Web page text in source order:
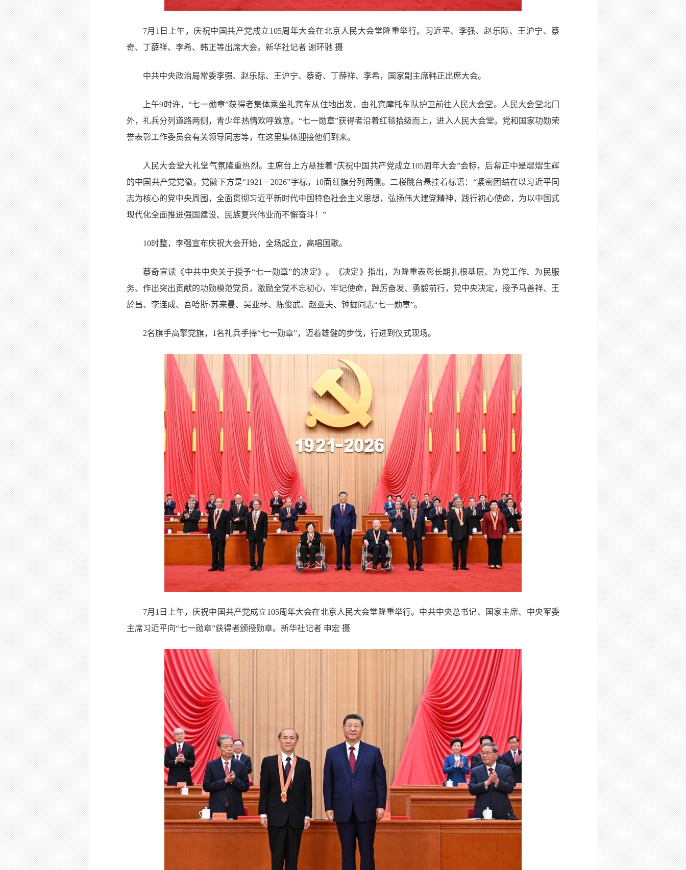
7月1日上午，庆祝中国共产党成立105周年大会在北京人民大会堂隆重举行。习近平、李强、赵乐际、王沪宁、蔡
奇、丁薛祥、李希、韩正等出席大会。新华社记者 谢环驰 摄
中共中央政治局常委李强、赵乐际、王沪宁、蔡奇、丁薛祥、李希，国家副主席韩正出席大会。
上午9时许，“七一勋章”获得者集体乘坐礼宾车从住地出发，由礼宾摩托车队护卫前往人民大会堂。人民大会堂北门
外，礼兵分列道路两侧，青少年热情欢呼致意。“七一勋章”获得者沿着红毯拾级而上，进入人民大会堂。党和国家功勋荣
誉表彰工作委员会有关领导同志等，在这里集体迎接他们到来。
人民大会堂大礼堂气氛隆重热烈。主席台上方悬挂着“庆祝中国共产党成立105周年大会”会标，后幕正中是熠熠生辉
的中国共产党党徽，党徽下方是“1921－2026”字标，10面红旗分列两侧。二楼眺台悬挂着标语：“紧密团结在以习近平同
志为核心的党中央周围，全面贯彻习近平新时代中国特色社会主义思想，弘扬伟大建党精神，践行初心使命，为以中国式
现代化全面推进强国建设、民族复兴伟业而不懈奋斗！”
10时整，李强宣布庆祝大会开始，全场起立，高唱国歌。
蔡奇宣读《中共中央关于授予“七一勋章”的决定》。《决定》指出，为隆重表彰长期扎根基层、为党工作、为民服
务、作出突出贡献的功勋模范党员，激励全党不忘初心、牢记使命，踔厉奋发、勇毅前行，党中央决定，授予马善祥、王
於昌、李连成、吾哈斯·苏来曼、吴亚琴、陈俊武、赵亚夫、钟掘同志“七一勋章”。
2名旗手高擎党旗，1名礼兵手捧“七一勋章”，迈着雄健的步伐，行进到仪式现场。
7月1日上午，庆祝中国共产党成立105周年大会在北京人民大会堂隆重举行。中共中央总书记、国家主席、中央军委
主席习近平向“七一勋章”获得者颁授勋章。新华社记者 申宏 摄